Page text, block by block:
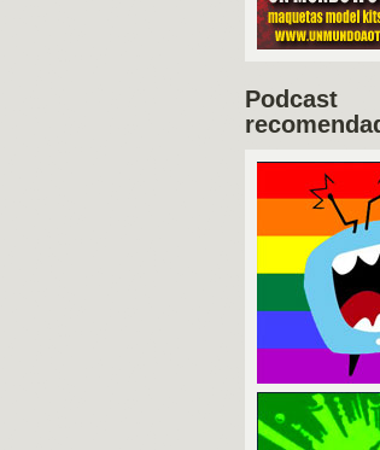
Podcast